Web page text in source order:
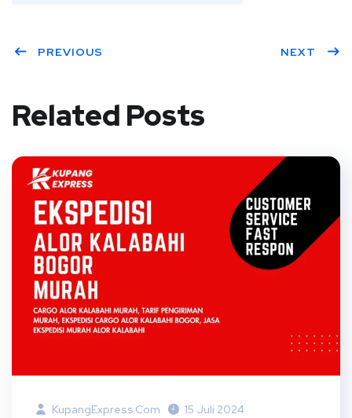
PREVIOUS NEXT
Related Posts
KupangExpress.com 15 Juli 2024